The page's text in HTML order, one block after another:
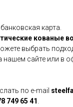
карта.
кованые
выбрать
сайте или в
по e-mail
749 65 41.